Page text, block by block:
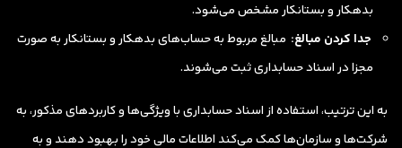
بدهکار و بستانکار مشخص می‌شود.
جدا کردن مبالغ: مبالغ مربوط به حساب‌های بدهکار و بستانکار به صورت
مجزا در اسناد حسابداری ثبت می‌شوند.
به این ترتیب، استفاده از اسناد حسابداری با ویژگی‌ها و کاربردهای مذکور، به
شرکت‌ها و سازمان‌ها کمک می‌کند اطلاعات مالی خود را بهبود دهند و به